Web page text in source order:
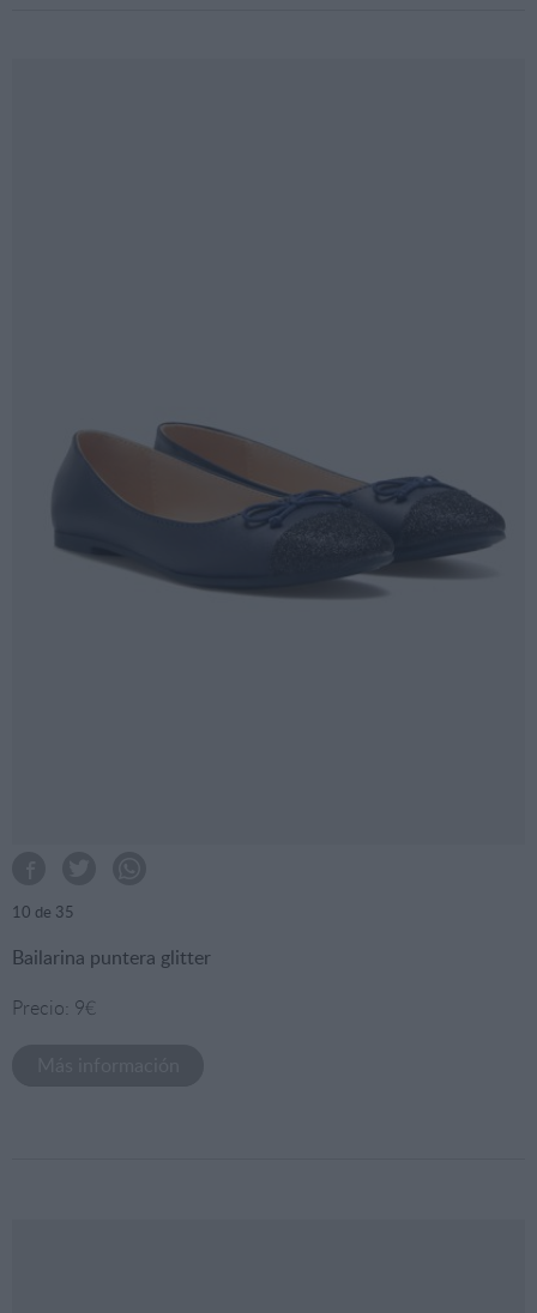
10 de 35
Bailarina puntera glitter
Precio: 9€